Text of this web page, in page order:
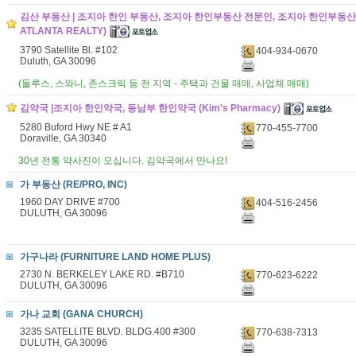
김산 부동산 | 조지아 한인 부동산, 조지아 한인부동산 전문인, 조지아 한인부동
ATLANTA REALTY)
3790 Satellite Bl. #102
Duluth, GA 30096
404-934-0670
(둘루스, 스와니, 존스크릭 등 전 지역 - 주택과 건물 매매, 사업체 매매)
김약국 |조지아 한인약국, 동남부 한인약국 (Kim's Pharmacy)
5280 Buford Hwy NE # A1
Doraville, GA 30340
770-455-7700
30년 전통 약사진이 모십니다. 김약국에서 만나요!
가 부동산 (RE/PRO, INC)
1960 DAY DRIVE #700
DULUTH, GA 30096
404-516-2456
가구나라 (FURNITURE LAND HOME PLUS)
2730 N. BERKELEY LAKE RD. #B710
DULUTH, GA 30096
770-623-6222
가나 교회 (GANA CHURCH)
3235 SATELLITE BLVD. BLDG.400 #300
DULUTH, GA 30096
770-638-7313